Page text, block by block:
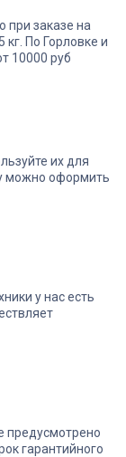
камера
DF 161 WAP
корзину
при заказе на
кг. По Горловке и
10000 руб
их для
можно оформить
у нас есть
предусмотрено
гарантийного